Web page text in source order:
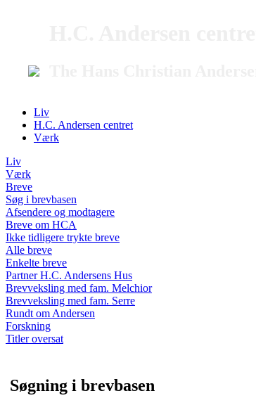
Liv
H.C. Andersen centret
Værk
Liv
Værk
Breve
Søg i brevbasen
Afsendere og modtagere
Breve om HCA
Ikke tidligere trykte breve
Alle breve
Enkelte breve
Partner H.C. Andersens Hus
Brevveksling med fam. Melchior
Brevveksling med fam. Serre
Rundt om Andersen
Forskning
Titler oversat
Søgning i brevbasen